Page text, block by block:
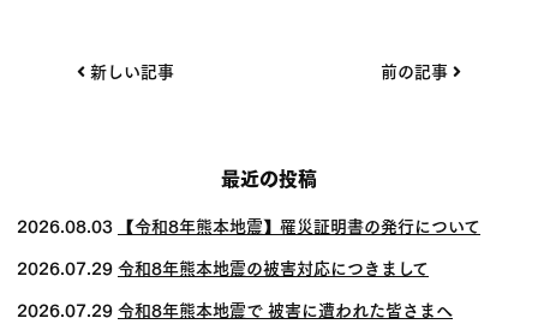
投
ゲー
ショ
ン
前の記事
新しい記事
最近の投稿
2026.08.03 【令和8年熊本地震】罹災証明書の発行について
2026.07.29令和8年熊本地震の被害対応につきまして
2026.07.29令和8年熊本地震で 被害に遭われた皆さまへ